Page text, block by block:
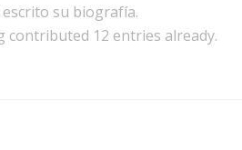
su biografía.
contributed 12 entries already.